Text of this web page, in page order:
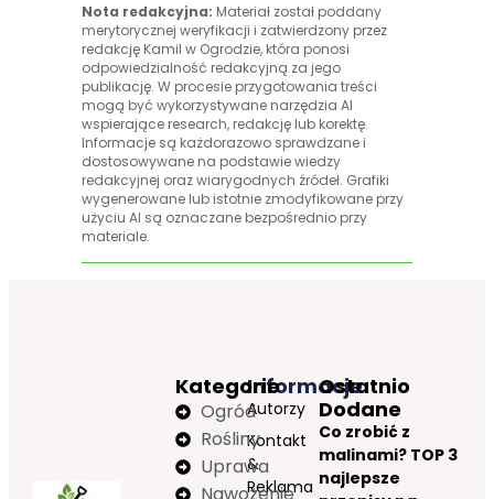
Nota redakcyjna: Materiał został poddany
merytorycznej weryfikacji i zatwierdzony przez
redakcję Kamil w Ogrodzie, która ponosi
odpowiedzialność redakcyjną za jego
publikację. W procesie przygotowania treści
mogą być wykorzystywane narzędzia AI
wspierające research, redakcję lub korektę.
Informacje są każdorazowo sprawdzane i
dostosowywane na podstawie wiedzy
redakcyjnej oraz wiarygodnych źródeł. Grafiki
wygenerowane lub istotnie zmodyfikowane przy
użyciu AI są oznaczane bezpośrednio przy
materiale.
Informacje
Autorzy
Kontakt
&
Reklama
Kategorie
Ogród
Rośliny
Uprawa
Ostatnio
Dodane
Co zrobić z
malinami? TOP 3
najlepsze